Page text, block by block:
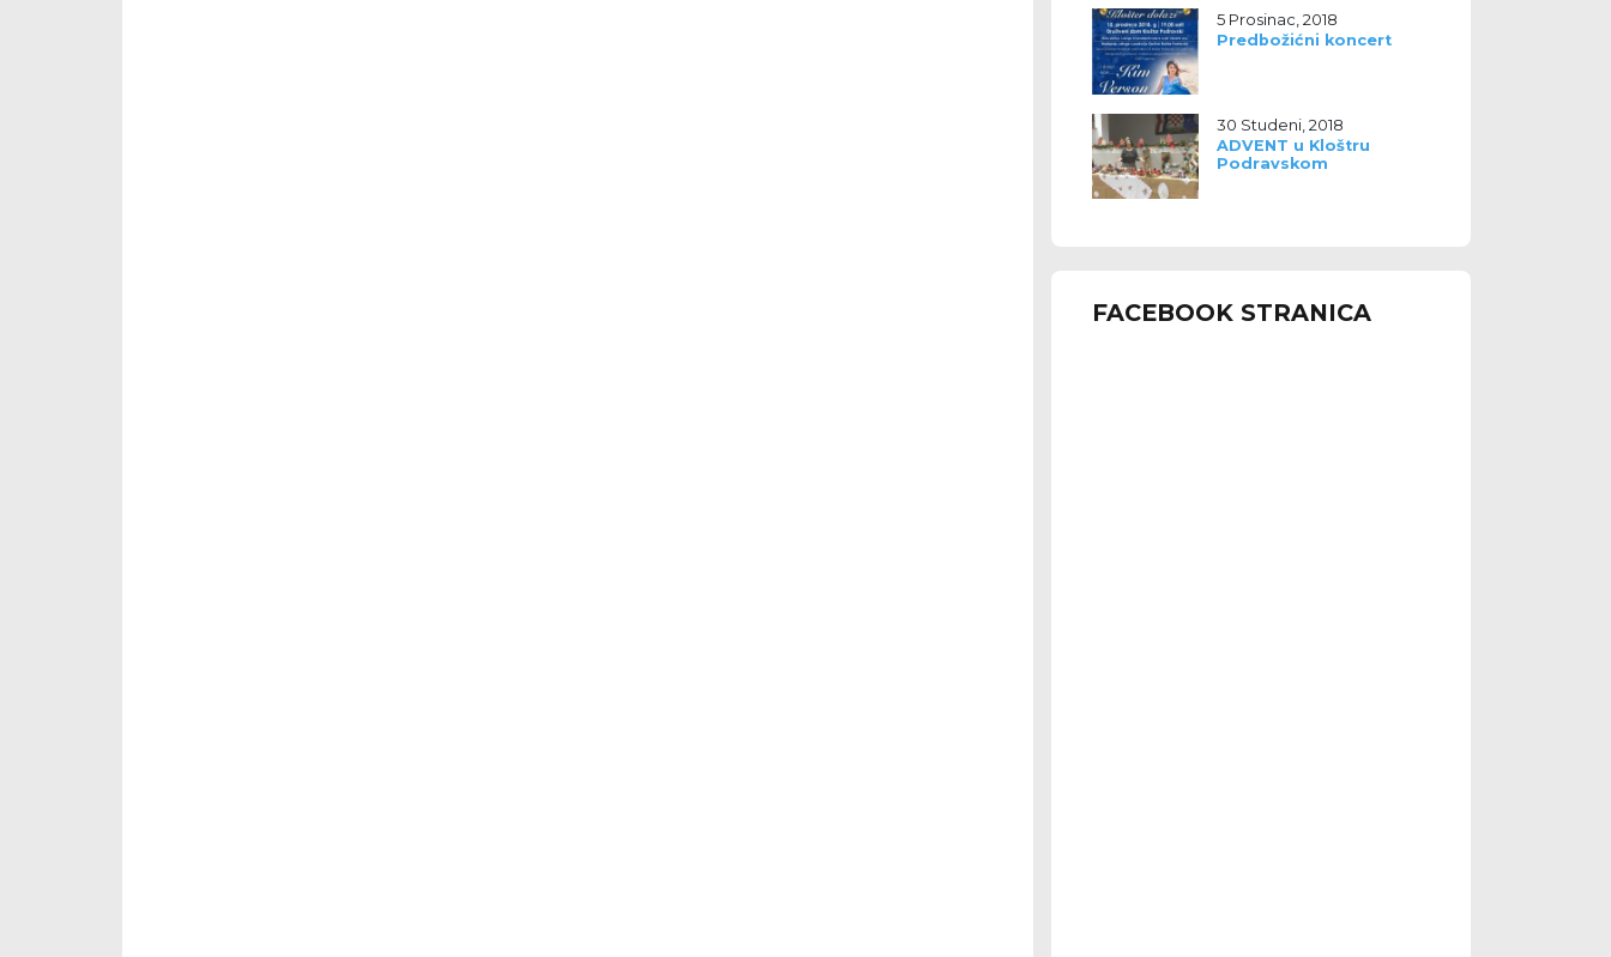
5 Prosinac, 2018
Predbožićni koncert
30 Studeni, 2018
ADVENT u Kloštru
Podravskom
FACEBOOK STRANICA